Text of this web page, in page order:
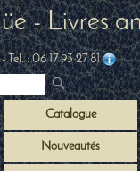
- Livres
- Tel. :06 17 93 27 81
Catalogue
Nouveautés